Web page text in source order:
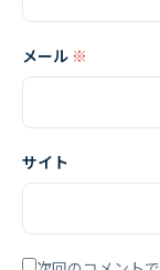
メール ※
サイト